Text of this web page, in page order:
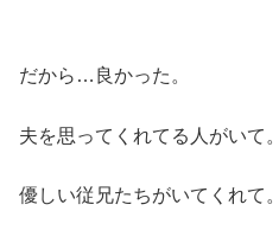
だから…良かった。
夫を思ってくれてる人がいて。
優しい従兄たちがいてくれて。